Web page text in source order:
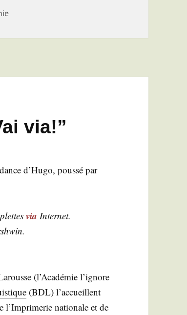
via!”
d’Hu­go, pous­sé par
via Internet.
(l’Académie l’ignore
(BDL) l’accueillent
l’Imprimerie natio­nale et de